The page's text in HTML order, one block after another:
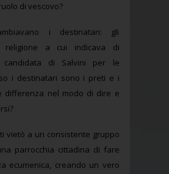
di vescovo?
i destinatari: gli
religione a cui indicava di
candidata di Salvini per le
i destinatari sono i preti e i
differenza nel modo di dire e
vietò a un consistente gruppo
parrocchia cittadina di fare
ecumenica, creando un vero